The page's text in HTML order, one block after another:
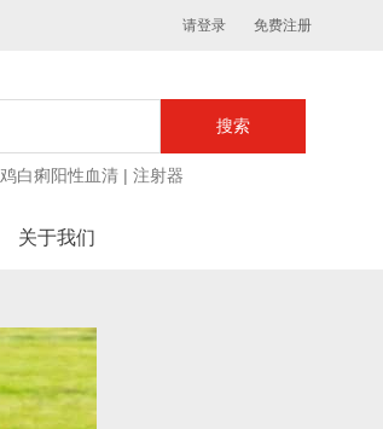
请登录 免费注册
鸡白痢阳性血清 | 注射器
关于我们